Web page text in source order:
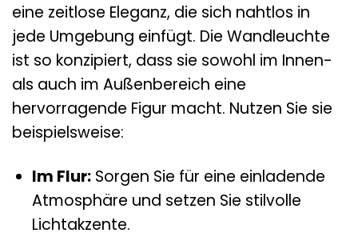
eine zeitlose Eleganz, die sich nahtlos in
jede Umgebung einfügt. Die Wandleuchte
ist so konzipiert, dass sie sowohl im Innen-
als auch im Außenbereich eine
hervorragende Figur macht. Nutzen Sie sie
beispielsweise:
Im Flur:Sorgen Sie für eine einladende
Atmosphäre und setzen Sie stilvolle
Lichtakzente.